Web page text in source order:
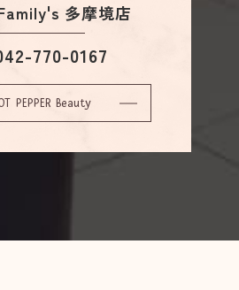
多摩境店
770-0167
PEPPER Beauty